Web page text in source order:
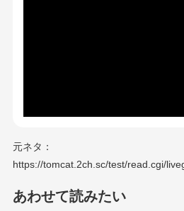
元ネタ：
https://tomcat.2ch.sc/test/read.cgi/
あわせて読みたい